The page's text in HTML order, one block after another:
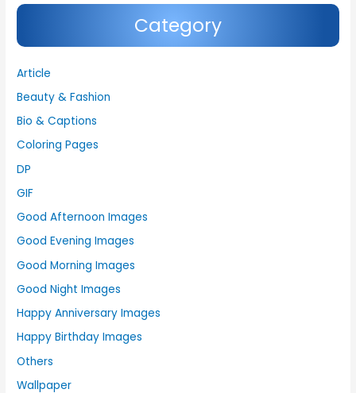
Category
Article
Beauty & Fashion
Bio & Captions
Coloring Pages
DP
GIF
Good Afternoon Images
Good Evening Images
Good Morning Images
Good Night Images
Happy Anniversary Images
Happy Birthday Images
Others
Wallpaper